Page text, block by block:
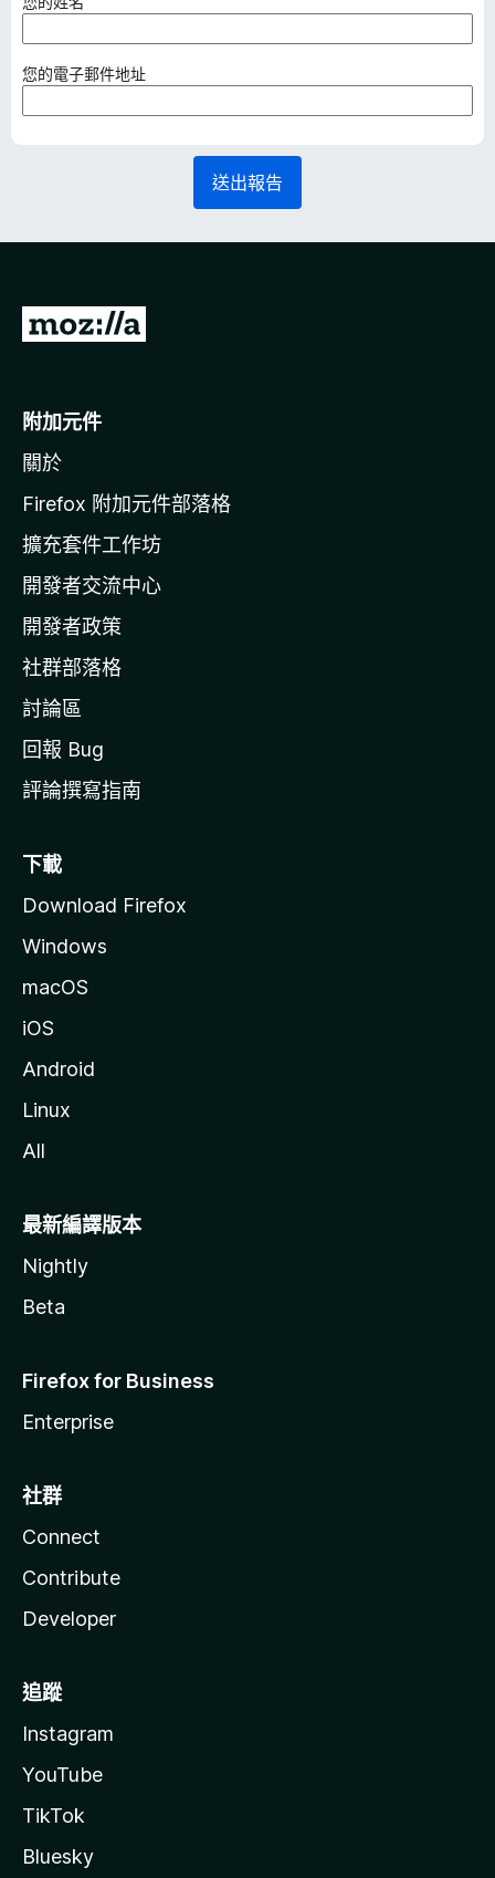
填
）
您的電子郵件地址（
填
送出報告
前
o
i
l
a
官
網
附加元件
關於
Firefox 附加元件部落格
擴充套件工作坊
開發者交流中心
開發者政策
社群部落格
討論區
回報 Bug
評論撰寫指南
下載
Download Firefox
Windows
macOS
iOS
Android
Linux
All
最新編譯版本
Nightly
Beta
Firefox for Business
Enterprise
社群
Connect
Contribute
Developer
追蹤
Instagram
YouTube
TikTok
Bluesky